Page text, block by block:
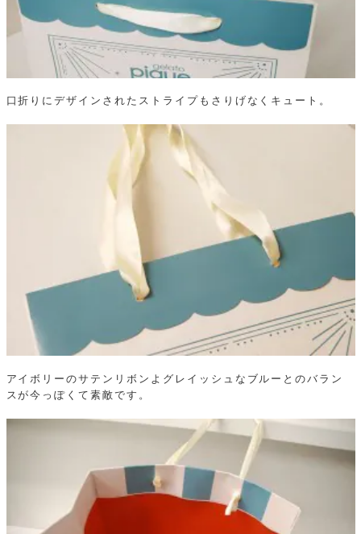
口折りにデザインされたストライプもさりげなくキュート。
アイボリーのサテンリボンよグレイッシュなブルーとのバラン
スが今っぽくて素敵です。